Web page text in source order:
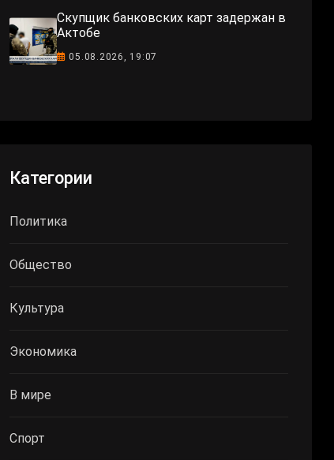
Скупщик банковских карт задержан в
Актобе
05.08.2026, 19:07
Категории
Политика
Общество
Культура
Экономика
В мире
Спорт